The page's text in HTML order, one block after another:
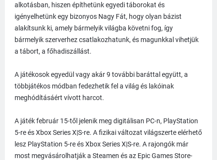
alkotásban, hiszen építhetünk egyedi táborokat és
igényelhetünk egy bizonyos Nagy Fát, hogy olyan bázist
alakítsunk ki, amely bármelyik világba követni fog, így
bármelyik szerverhez csatlakozhatunk, és magunkkal vihetjük
a tábort, a főhadiszállást.
A játékosok egyedül vagy akár 9 további baráttal együtt, a
többjátékos módban fedezhetik fel a világ és lakóinak
meghódításáért vívott harcot.
A játék február 15-től jelenik meg digitálisan PC-n, PlayStation
5-re és Xbox Series X|S-re. A fizikai változat világszerte elérhető
lesz PlayStation 5-re és Xbox Series X|S-re. A rajongók már
most megvásárolhatják a Steamen és az Epic Games Store-